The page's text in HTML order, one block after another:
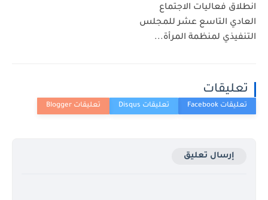
انطلاق فعاليات الاجتماع
العادي التاسع عشر للمجلس
التنفيذي لمنظمة المرأة...
تعليقات
إرسال تعليق